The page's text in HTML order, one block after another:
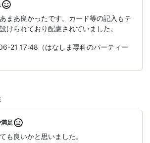
まあ良かったです。カード等の記入もテ
けられており配慮されていました。
21 17:48（はなしま専科のパーティー
足
も良いかと思いました。